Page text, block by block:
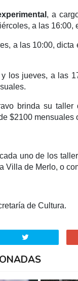
, a
a las
a las 10:00, dicta
los jueves, a las
brinda su
$2100 mensuales
uno de los
Villa de Merlo, o
de Cultura.